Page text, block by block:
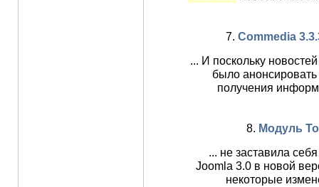
7. Commedia
... И поскольку
было
получения
8. Модуль
... не заставила
Joomla 3.0 в новой
некоторые